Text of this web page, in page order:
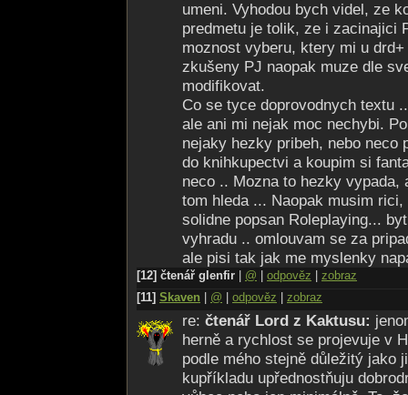
umeni. Vyhodou bych videl, ze
predmetu je tolik, ze i zacinajici
moznost vyberu, ktery mi u
zkušeny PJ naopak muze dle
modifikovat.
Co se tyce doprovodnych textu
ale ani mi nejak moc nechybi.
nejaky hezky pribeh, nebo neco
do knihkupectvi a koupim si
neco .. Mozna to hezky vypada,
tom hleda ... Naopak musim
solidne popsan Roleplaying...
vyhradu .. omlouvam se za
ale pisi tak jak me myslenky
[12] čtenář glenfir @ odpověz zobraz
[11] Skaven @ odpověz zobraz
re: čtenář Lord z Kaktusu:
herně a rychlost se projevuje v
podle mého stejně důležitý jako
kupříkladu upřednostňuju